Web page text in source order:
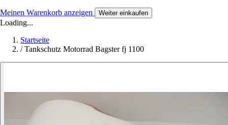
Meinen Warenkorb anzeigen Weiter einkaufen
Loading...
Startseite
/ Tankschutz Motorrad Bagster fj 1100